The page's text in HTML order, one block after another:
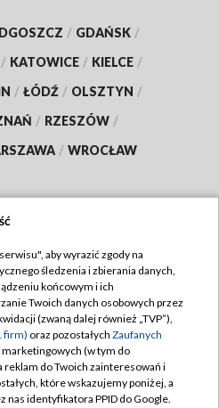
/ GDAŃSK /
/ KATOWICE / KIELCE /
/ ŁÓDŹ / OLSZTYN /
/ RZESZÓW /
/ WROCŁAW
TVP
TVP
prywatności
zgody
Pomoc
aby wyrazić zgody na
śledzenia i zbierania danych,
końcowym i ich
Twoich danych osobowych przez
(zwaną dalej również „TVP”),
firm) oraz pozostałych Zaufanych
marketingowych (w tym do
do Twoich zainteresowań i
które wskazujemy poniżej, a
nas identyfikatora PPID do Google.